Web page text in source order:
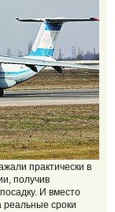
практически в
получив
И вместо
реальные сроки